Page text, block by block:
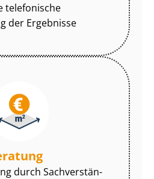
telefonische
der Ergebnisse
durch Sach­ver­stän­